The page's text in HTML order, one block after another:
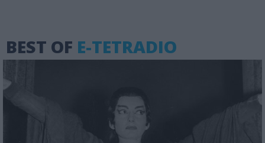
BEST OF E-TETRADIO